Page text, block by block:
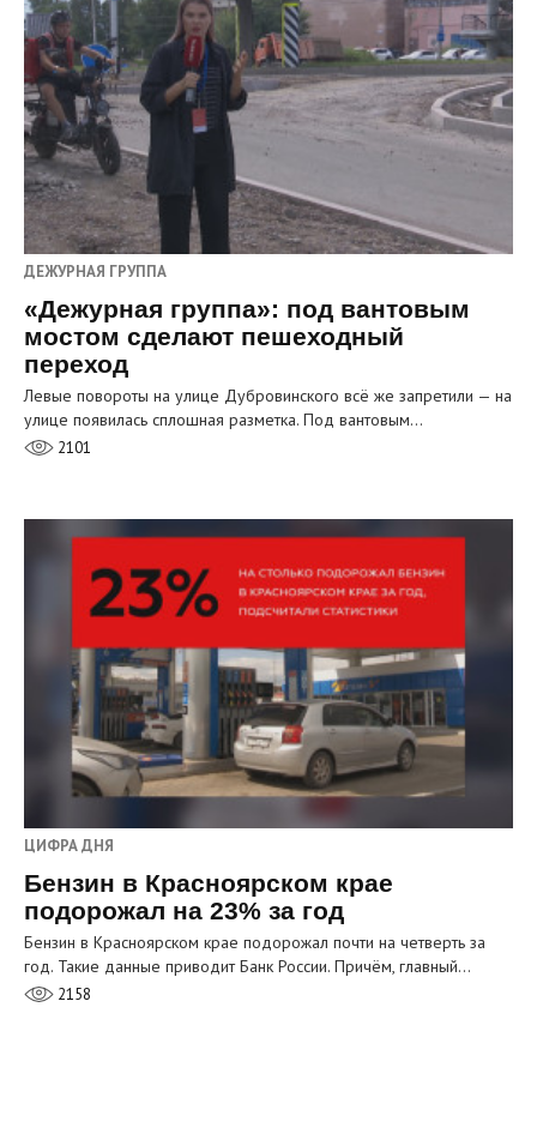
ДЕЖУРНАЯ ГРУППА
«Дежурная группа»: под вантовым
мостом сделают пешеходный
переход
Левые повороты на улице Дубровинского всё же запретили — на
улице появилась сплошная разметка. Под вантовым…
2101
ЦИФРА ДНЯ
Бензин в Красноярском крае
подорожал на 23% за год
Бензин в Красноярском крае подорожал почти на четверть за
год. Такие данные приводит Банк России. Причём, главный…
2158